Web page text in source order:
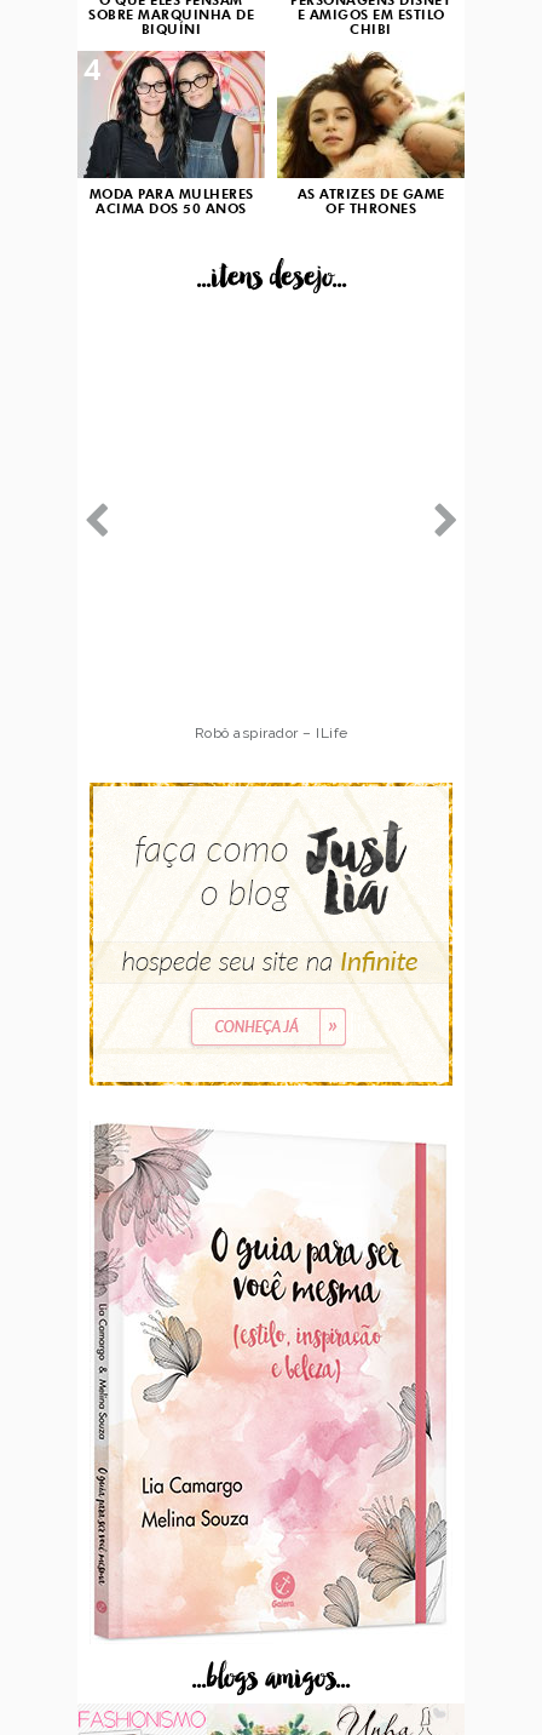
SOBRE MARQUINHA DE
BIQUÍNI
E AMIGOS EM ESTILO
CHIBI
MODA PARA MULHERES
ACIMA DOS 50 ANOS
4
AS ATRIZES DE GAME
OF THRONES
...itens desejo...
Robô aspirador – ILife
...blogs amigos...